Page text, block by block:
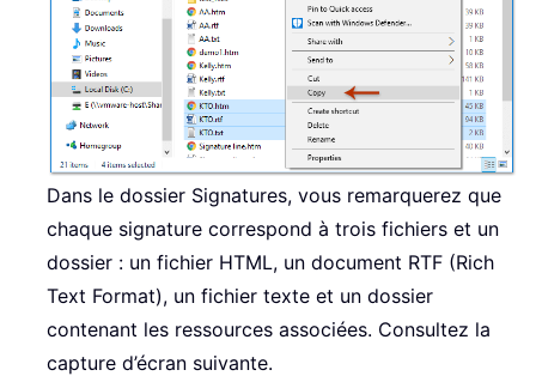
Dans le dossier Signatures, vous remarquerez que
chaque signature correspond à trois fichiers et un
dossier : un fichier HTML, un document RTF (Rich
Text Format), un fichier texte et un dossier
contenant les ressources associées. Consultez la
capture d’écran suivante.